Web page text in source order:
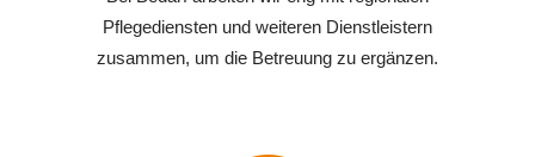
Pflegediensten und weiteren Dienstleistern
zusammen, um die Betreuung zu ergänzen.